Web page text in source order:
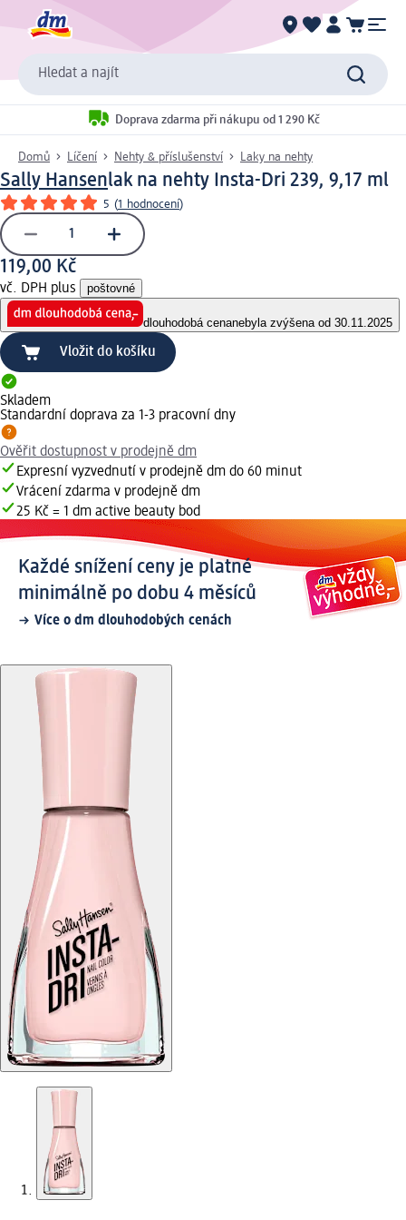
Hledat a najít
Doprava zdarma při nákupu od 1 290 Kč
Domů Líčení Nehty & příslušenství Laky na nehty
Sally Hansenlak na nehty Insta-Dri 239, 9,17 ml
5 (1 hodnocení)
119,00 Kč
vč. DPH plus poštovné
dlouhodobá cenanebyla zvýšena od 30.11.2025
Vložit do košíku
Skladem
Standardní doprava za 1-3 pracovní dny
Ověřit dostupnost v prodejně dm
Expresní vyzvednutí v prodejně dm do 60 minut
Vrácení zdarma v prodejně dm
25 Kč = 1 dm active beauty bod
Každé snížení ceny je platné
minimálně po dobu 4 měsíců
Více o dm dlouhodobých cenách